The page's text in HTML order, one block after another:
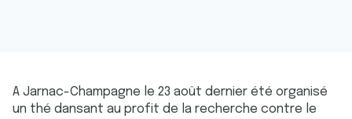
A Jarnac-Champagne le 23 août dernier été organisé
un thé dansant au profit de la recherche contre le